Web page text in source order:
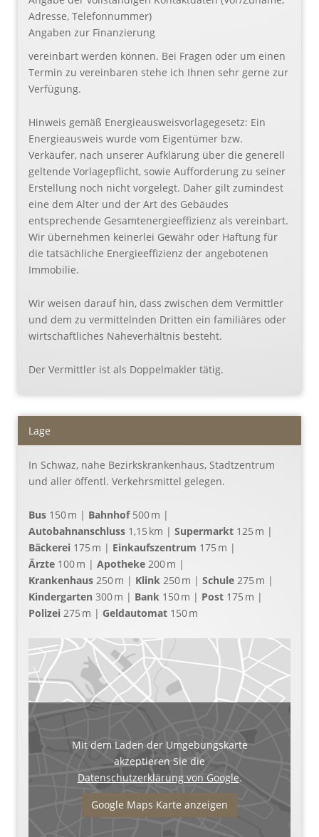
Adresse, Telefonnummer)
Angaben zur Finanzierung
vereinbart werden können. Bei Fragen oder um einen
Termin zu vereinbaren stehe ich Ihnen sehr gerne zur
Verfügung.
Hinweis gemäß Energieausweisvorlagegesetz: Ein
Energieausweis wurde vom Eigentümer bzw.
Verkäufer, nach unserer Aufklärung über die generell
geltende Vorlagepflicht, sowie Aufforderung zu seiner
Erstellung noch nicht vorgelegt. Daher gilt zumindest
eine dem Alter und der Art des Gebäudes
entsprechende Gesamtenergieeffizienz als vereinbart.
Wir übernehmen keinerlei Gewähr oder Haftung für
die tatsächliche Energieeffizienz der angebotenen
Immobilie.
Wir weisen darauf hin, dass zwischen dem Vermittler
und dem zu vermittelnden Dritten ein familiäres oder
wirtschaftliches Naheverhältnis besteht.
Der Vermittler ist als Doppelmakler tätig.
Lage
In Schwaz, nahe Bezirkskrankenhaus, Stadtzentrum
und aller öffentl. Verkehrsmittel gelegen.
Bus 150 m | Bahnhof500 m |
Autobahnanschluss 1,15 km | Supermarkt 125 m |
Bäckerei 175 m | Einkaufszentrum 175 m |
Ärzte 100 m | Apotheke 200 m |
Krankenhaus 250 m | Klink 250 m | Schule 275 m |
Kindergarten 300 m | Bank 150 m | Post 175 m |
Polizei 275 m | Geldautomat 150 m
Mit dem Laden der Umgebungskarte
akzeptieren Sie die
Datenschutzerklärung von Google.
Google Maps Karte anzeigen